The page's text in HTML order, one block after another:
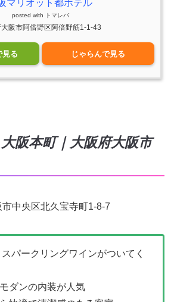
マリオット都ホテル
posted with トマレバ
大阪市阿倍野区阿倍野筋1-1-43
見る じゃらんで見る
阪本町｜大阪府大阪市
中央区北久宝寺町1-8-7
スパークリングワインがついてく
ダンの内装が人気